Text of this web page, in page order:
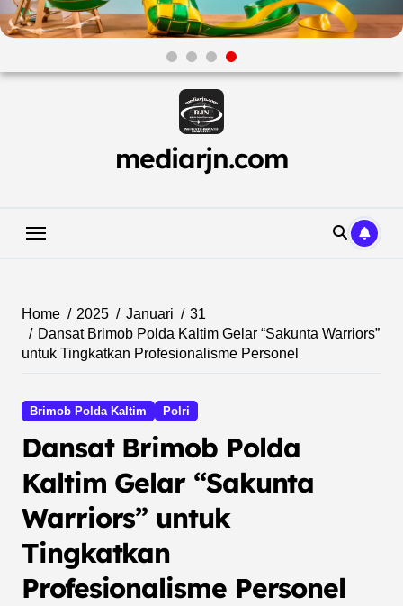
Skip
mediarjn.com
Home 2025 Januari
31
Dansat Brimob Polda Kaltim Gelar “Sakunta Warriors”
untuk Tingkatkan Profesionalisme Personel
Brimob Polda Kaltim Polri
Dansat Brimob Polda
Kaltim Gelar “Sakunta
Warriors” untuk
Tingkatkan
Profesionalisme Personel